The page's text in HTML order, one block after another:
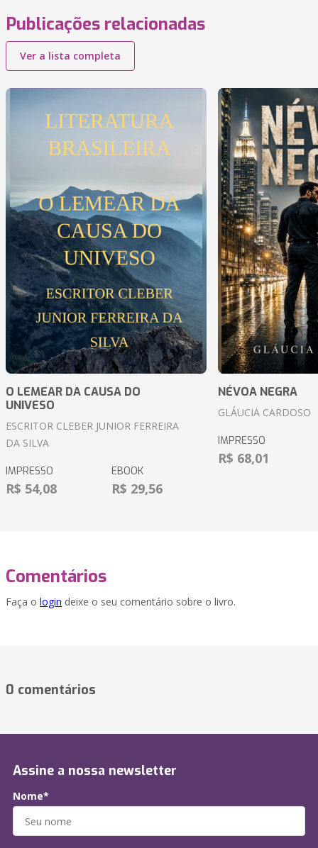
Publicações relacionadas
Ver a lista completa
O LEMEAR DA CAUSA DO
UNIVESO
ESCRITOR CLEBER JUNIOR FERREIRA
DA SILVA
IMPRESSO
R$ 54,08
EBOOK
R$ 29,56
NÉVOA NEGRA
GLÁUCIA CARDOSO
IMPRESSO
R$ 68,01
Comentários
Faça o login deixe o seu comentário sobre o livro.
0 comentários
Assine a nossa newsletter
Nome*